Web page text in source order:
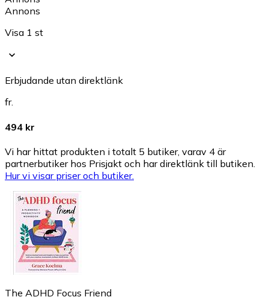
Annons
Visa 1 st
Erbjudande utan direktlänk
fr.
494 kr
Vi har hittat produkten i totalt 5 butiker, varav 4 är
partnerbutiker hos Prisjakt och har direktlänk till butiken.
Hur vi visar priser och butiker.
The ADHD Focus Friend